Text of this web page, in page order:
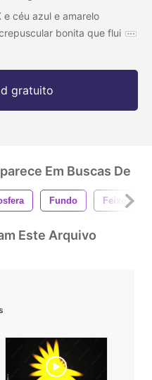
céu azul e amarelo
bonita que flui
gratuito
Em Buscas De
Fundo Feixe
Este Arquivo